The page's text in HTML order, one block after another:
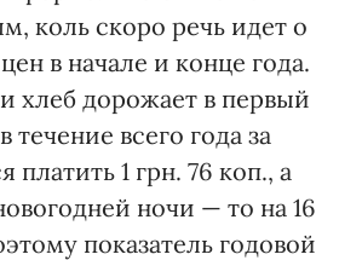
коль скоро речь идет о
в начале и конце года.
хлеб дорожает в первый
течение всего года за
платить 1 грн. 76 коп., а
ночи — то на 16
показатель годовой